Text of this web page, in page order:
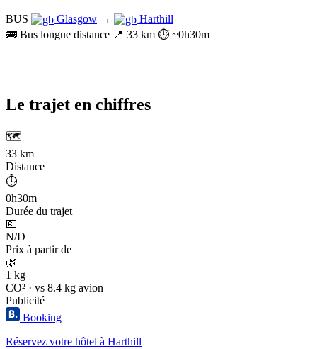
BUS
Glasgow →
Harthill
🚌 Bus longue distance 📍 33 km ⏱️ ~0h30m
Le trajet en chiffres
🗺️
33 km
Distance
⏱️
0h30m
Durée du trajet
💶
N/D
Prix à partir de
🌿
1 kg
CO² · vs 8.4 kg avion
Publicité
Booking
Réservez votre hôtel à Harthill